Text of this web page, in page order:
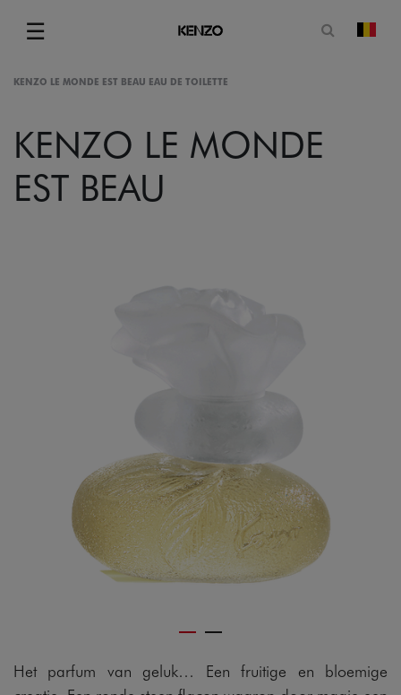
☰
Menu
Open
KENZO LE MONDE EST BEAU EAU DE TOILETTE
KENZO LE MONDE
EST BEAU
Het parfum van geluk… Een fruitige en bloemige